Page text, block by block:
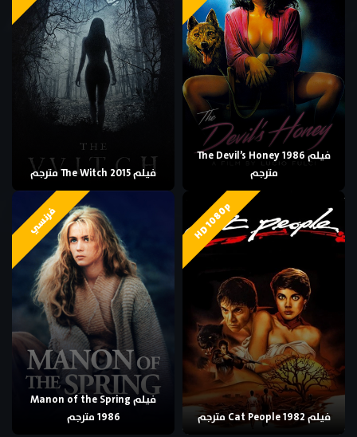
فيلم The Devil’s Honey 1986
مترجم
فيلم The Witch 2015 مترجم
HD 1080p
فيلم Cat People 1982 مترجم
فرنسي
فيلم Manon of the Spring
1986 مترجم